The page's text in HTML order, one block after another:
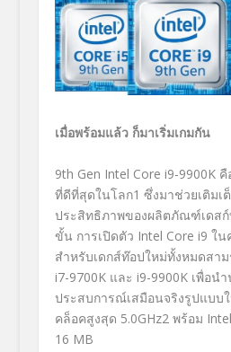
เมื่อพร้อมแล้ว ก็มาเริ่มเกมกัน
9th Gen Intel Core i9-9900K
ที่ดีที่สุดในโลก1 ซึ่งมาช่วยเติมเ
ประสิทธิภาพของผลิตภัณฑ์เดส
ขั้น การเปิดตัว Intel Core i9 ใน
สำหรับเดกส์ท๊อปใหม่ทั้งหมดสา
i7-9700K และ i9-9900K เพื่อน
ประสบการณ์เสมือนจริงรูปแบบ
คล็อคสูงสุด 5.0GHz2 พร้อม
16 MB